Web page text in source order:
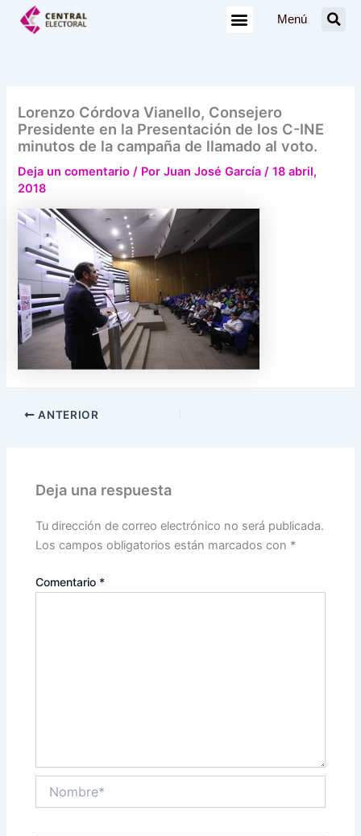
Menú
Lorenzo Córdova Vianello, Consejero
Presidente en la Presentación de los C-INE
minutos de la campaña de llamado al voto.
Deja un comentario / PorJuan José García/18 abril,
2018
ANTERIOR
Deja una respuesta
Tu dirección de correo electrónico no será publicada.
Los campos obligatorios están marcados con *
Comentario *